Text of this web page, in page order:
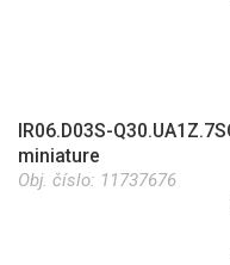
IR06.D03S-
miniature
Obj. číslo: 11737676